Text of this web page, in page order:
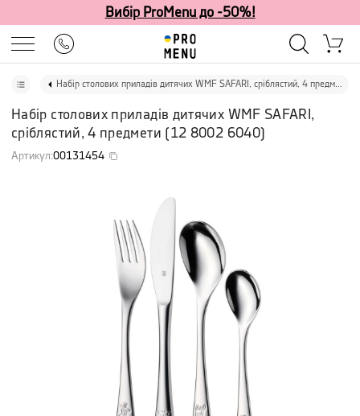
Вибір ProMenu до -50%!
Набір столових приладів дитячих WMF SAFARI, сріблястий, 4 предмети
Набір столових приладів дитячих WMF SAFARI,
сріблястий, 4 предмети (12 8002 6040)
Артикул:00131454